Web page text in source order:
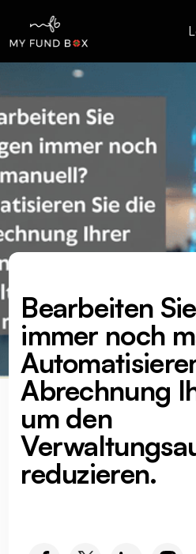
Bearbeiten
immer noch
Abrechnung
um den
reduzieren.